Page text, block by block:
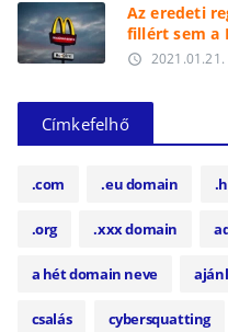
Az eredeti
fillért sem a
access_time 2021.01.21.
Címkefelhő
.com .eu domain
.org .xxx domain
a hét domain neve
csalás cybersquatting